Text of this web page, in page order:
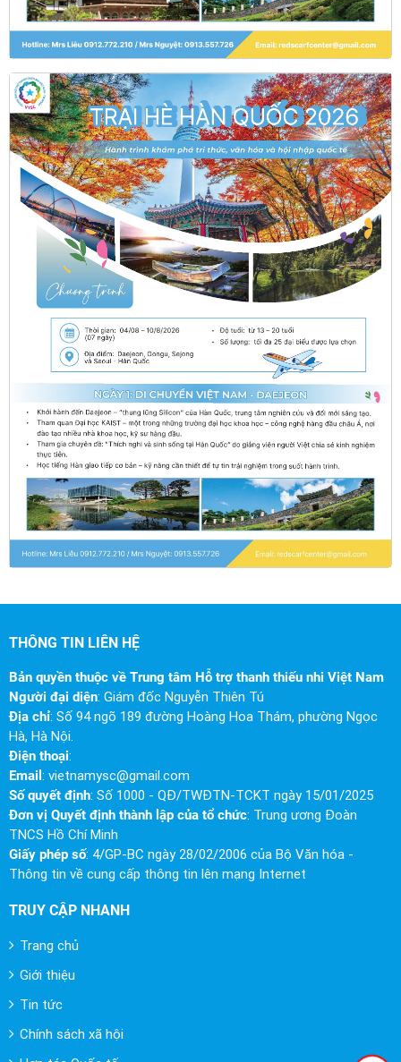
THÔNG TIN LIÊN HỆ
Bản quyền thuộc về Trung tâm Hỗ trợ thanh thiếu nhi Việt Nam
Người đại diện: Giám đốc Nguyễn Thiên Tú
Địa chỉ: Số 94 ngõ 189 đường Hoàng Hoa Thám, phường Ngọc
Hà, Hà Nội.
Điện thoại:
Email : vietnamysc@gmail.com
Số quyết định: Số 1000 - QĐ/TWĐTN-TCKT ngày 15/01/2025
Đơn vị Quyết định thành lập của tổ chức: Trung ương Đoàn
TNCS Hồ Chí Minh
Giấy phép số: 4/GP-BC ngày 28/02/2006 của Bộ Văn hóa -
Thông tin về cung cấp thông tin lên mạng Internet
TRUY CẬP NHANH
Trang chủ
Giới thiệu
Tin tức
Chính sách xã hội